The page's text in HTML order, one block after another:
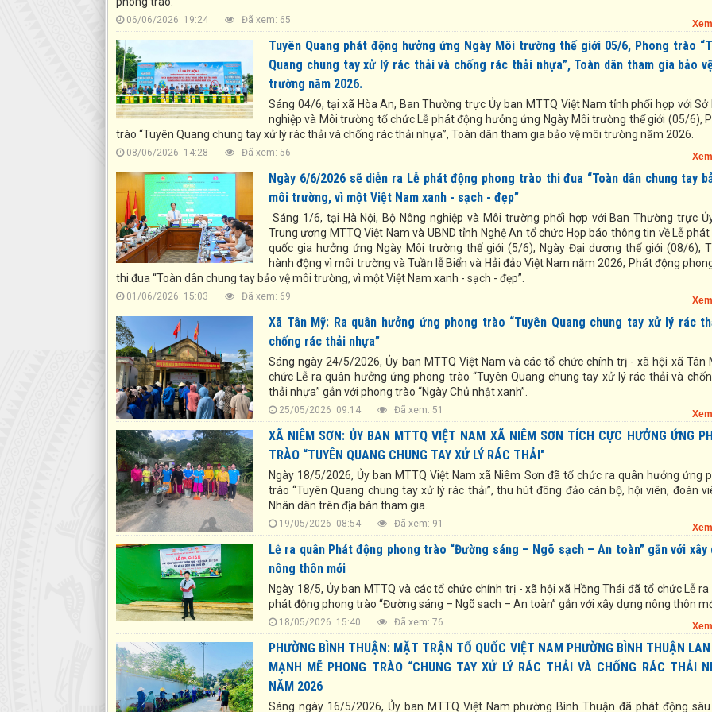
06/06/2026 19:24 Đã xem: 65
Tuyên Quang phát động hưởng ứng Ngày Môi trường thế giới 05/6, Phong trào
Quang chung tay xử lý rác thải và chống rác thải nhựa”, Toàn dân tham gia bảo
trường năm 2026.
Sáng 04/6, tại xã Hòa An, Ban Thường trực Ủy ban MTTQ Việt Nam tỉnh phối hợp với Sở
nghiệp và Môi trường tổ chức Lễ phát động hưởng ứng Ngày Môi trường thế giới (05/6),
trào “Tuyên Quang chung tay xử lý rác thải và chống rác thải nhựa”, Toàn dân tham gia bảo vệ môi trường năm 2026.
08/06/2026 14:28 Đã xem: 56
Ngày 6/6/2026 sẽ diễn ra Lễ phát động phong trào thi đua “Toàn dân chung tay
môi trường, vì một Việt Nam xanh - sạch - đẹp”
Sáng 1/6, tại Hà Nội, Bộ Nông nghiệp và Môi trường phối hợp với Ban Thường trực
Trung ương MTTQ Việt Nam và UBND tỉnh Nghệ An tổ chức Họp báo thông tin về Lễ phát
quốc gia hưởng ứng Ngày Môi trường thế giới (5/6), Ngày Đại dương thế giới (08/6),
hành động vì môi trường và Tuần lễ Biển và Hải đảo Việt Nam năm 2026; Phát động
thi đua “Toàn dân chung tay bảo vệ môi trường, vì một Việt Nam xanh - sạch - đẹp”.
01/06/2026 15:03 Đã xem: 69
Xã Tân Mỹ: Ra quân hưởng ứng phong trào “Tuyên Quang chung tay xử lý rác
chống rác thải nhựa”
Sáng ngày 24/5/2026, Ủy ban MTTQ Việt Nam và các tổ chức chính trị - xã hội xã Tân
chức Lễ ra quân hưởng ứng phong trào “Tuyên Quang chung tay xử lý rác thải và
thải nhựa” gắn với phong trào “Ngày Chủ nhật xanh”.
25/05/2026 09:14 Đã xem: 51
XÃ NIÊM SƠN: ỦY BAN MTTQ VIỆT NAM XÃ NIÊM SƠN TÍCH CỰC HƯỞNG ỨNG
TRÀO “TUYÊN QUANG CHUNG TAY XỬ LÝ RÁC THẢI"
Ngày 18/5/2026, Ủy ban MTTQ Việt Nam xã Niêm Sơn đã tổ chức ra quân hưởng ứng
trào “Tuyên Quang chung tay xử lý rác thải”, thu hút đông đảo cán bộ, hội viên, đoàn
Nhân dân trên địa bàn tham gia.
19/05/2026 08:54 Đã xem: 91
Lễ ra quân Phát động phong trào “Đường sáng – Ngõ sạch – An toàn” gắn với xây
nông thôn mới
Ngày 18/5, Ủy ban MTTQ và các tổ chức chính trị - xã hội xã Hồng Thái đã tổ chức Lễ ra
phát động phong trào “Đường sáng – Ngõ sạch – An toàn” gắn với xây dựng nông thôn
18/05/2026 15:40 Đã xem: 76
PHƯỜNG BÌNH THUẬN: MẶT TRẬN TỔ QUỐC VIỆT NAM PHƯỜNG BÌNH THUẬN
MẠNH MẼ PHONG TRÀO “CHUNG TAY XỬ LÝ RÁC THẢI VÀ CHỐNG RÁC THẢI
NĂM 2026
Sáng ngày 16/5/2026, Ủy ban MTTQ Việt Nam phường Bình Thuận đã phát động